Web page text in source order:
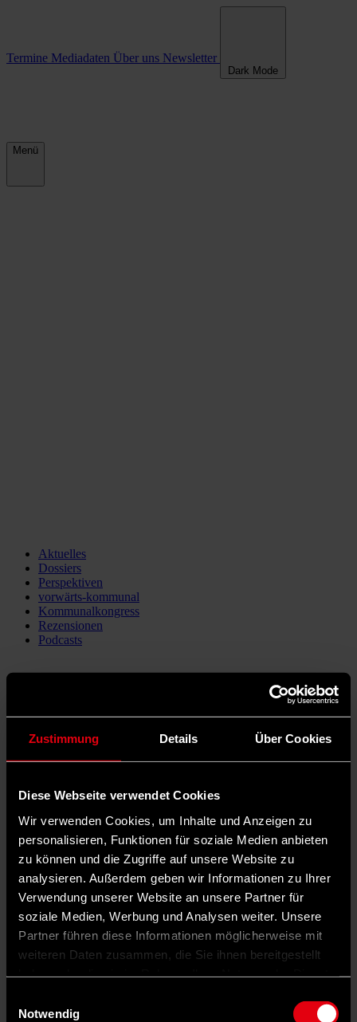
Zustimmung Details Über Cookies
Diese Webseite verwendet Cookies
Wir verwenden Cookies, um Inhalte und Anzeigen zu
personalisieren, Funktionen für soziale Medien anbieten
zu können und die Zugriffe auf unsere Website zu
analysieren. Außerdem geben wir Informationen zu Ihrer
Verwendung unserer Website an unsere Partner für
soziale Medien, Werbung und Analysen weiter. Unsere
Partner führen diese Informationen möglicherweise mit
weiteren Daten zusammen, die Sie ihnen bereitgestellt
Notwendig
Termine Mediadaten Über uns Newsletter
Dark Mode
Menü
Aktuelles
Dossiers
Perspektiven
vorwärts-kommunal
Kommunalkongress
Rezensionen
Podcasts